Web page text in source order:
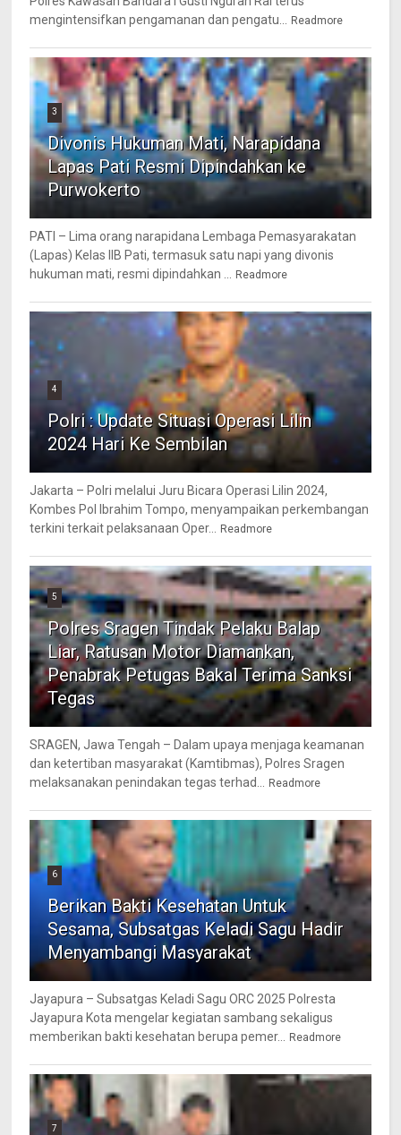
mengintensifkan pengamanan dan pengatu...
Readmore
3
Divonis Hukuman Mati, Narapidana
Lapas Pati Resmi Dipindahkan ke
Purwokerto
PATI – Lima orang narapidana Lembaga Pemasyarakatan
(Lapas) Kelas IIB Pati, termasuk satu napi yang divonis
hukuman mati, resmi dipindahkan ...
Readmore
4
Polri : Update Situasi Operasi Lilin
2024 Hari Ke Sembilan
Jakarta – Polri melalui Juru Bicara Operasi Lilin 2024,
Kombes Pol Ibrahim Tompo, menyampaikan perkembangan
terkini terkait pelaksanaan Oper...
Readmore
5
Polres Sragen Tindak Pelaku Balap
Liar, Ratusan Motor Diamankan,
Penabrak Petugas Bakal Terima Sanksi
Tegas
SRAGEN, Jawa Tengah – Dalam upaya menjaga keamanan
dan ketertiban masyarakat (Kamtibmas), Polres Sragen
melaksanakan penindakan tegas terhad...
Readmore
6
Berikan Bakti Kesehatan Untuk
Sesama, Subsatgas Keladi Sagu Hadir
Menyambangi Masyarakat
Jayapura – Subsatgas Keladi Sagu ORC 2025 Polresta
Jayapura Kota mengelar kegiatan sambang sekaligus
memberikan bakti kesehatan berupa pemer...
Readmore
7